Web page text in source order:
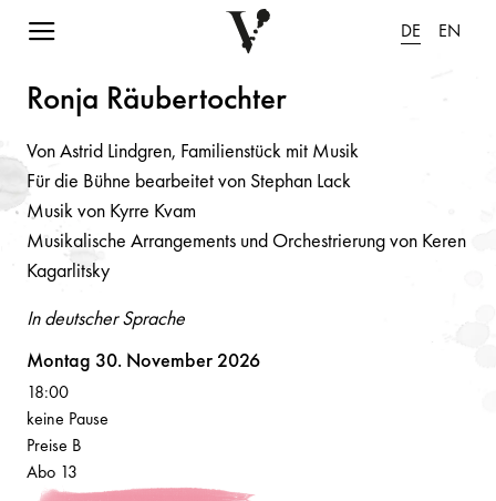
Navigation einblenden DE EN
Ronja Räubertochter
Von Astrid Lindgren, Familienstück mit Musik
Für die Bühne bearbeitet von Stephan Lack
Musik von Kyrre Kvam
Musikalische Arrangements und Orchestrierung von Keren
Kagarlitsky
In deutscher Sprache
Volksoper
Montag 30. November 2026
18:00
keine Pause
Preise B
Abo 13